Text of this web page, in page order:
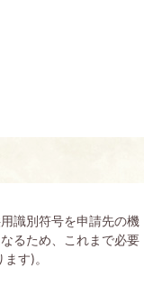
識別符号を申請先の機
るため、これまで必要
す)。